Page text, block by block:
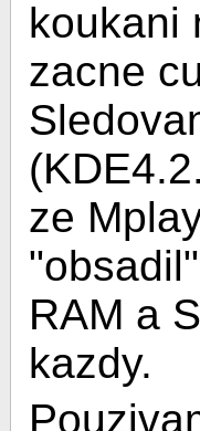
koukani
zacne
ze
RAM a
kazdy.